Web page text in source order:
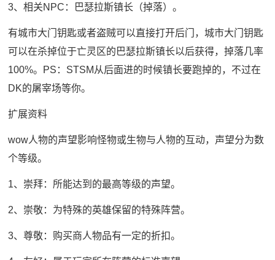
3、相关NPC：巴瑟拉斯镇长（掉落）。
有城市大门钥匙或者盗贼可以直接打开后门，城市大门钥匙
可以在杀掉位于亡灵区的巴瑟拉斯镇长以后获得，掉落几率
100%。PS：STSM从后面进的时候镇长要跑掉的，不过在
DK的屠宰场等你。
扩展资料
wow人物的声望影响怪物或生物与人物的互动，声望分为数
个等级。
1、崇拜：所能达到的最高等级的声望。
2、崇敬：为特殊的英雄保留的特殊阵营。
3、尊敬：购买商人物品有一定的折扣。